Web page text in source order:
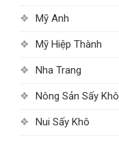
Mỹ Anh
Mỹ Hiệp Thành
Nha Trang
Nông Sản Sấy Khô
Nui Sấy Khô